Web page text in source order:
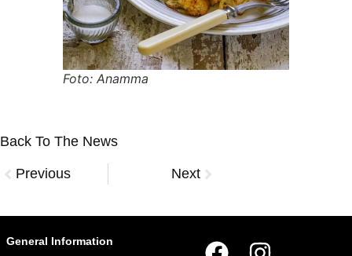
Foto: Anamma
Back To The News
Previous Next
General Information